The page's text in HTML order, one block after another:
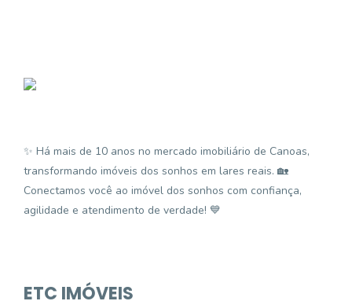
✨ Há mais de 10 anos no mercado imobiliário de Canoas,
transformando imóveis dos sonhos em lares reais. 🏡
Conectamos você ao imóvel dos sonhos com confiança,
agilidade e atendimento de verdade! 💙
ETC IMÓVEIS